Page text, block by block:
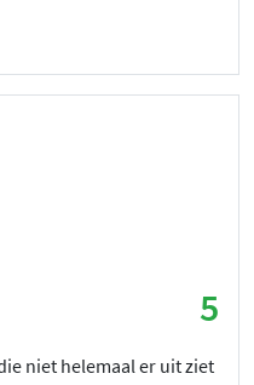
5
niet helemaal er uit ziet